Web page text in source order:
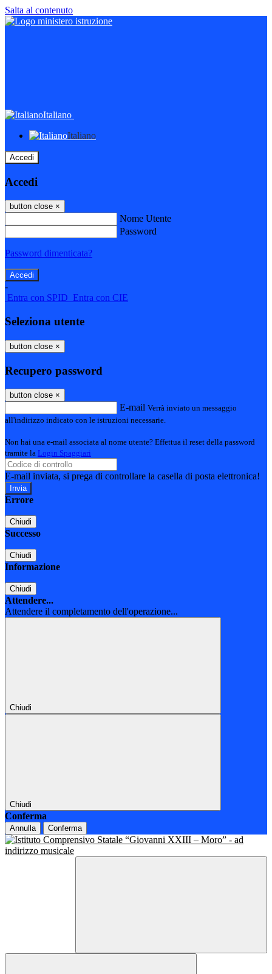
Salta al contenuto
Italiano
Italiano
Accedi
Accedi
button close ×
Nome Utente
Password
Password dimenticata?
-
Entra con SPID Entra con CIE
Seleziona utente
button close ×
Recupero password
button close ×
E-mail Verrà inviato un messaggio
all'indirizzo indicato con le istruzioni necessarie.
Non hai una e-mail associata al nome utente? Effettua il reset della password
tramite la Login Spaggiari
E-mail inviata, si prega di controllare la casella di posta elettronica!
Errore
Chiudi
Successo
Chiudi
Informazione
Chiudi
Attendere...
Attendere il completamento dell'operazione...
Chiudi
Chiudi
Conferma
Annulla Conferma